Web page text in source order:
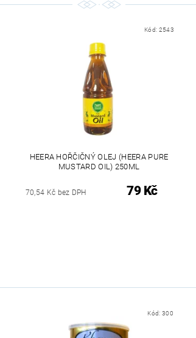
Kód: 2543
HEERA HOŘČIČNÝ OLEJ (HEERA PURE
MUSTARD OIL) 250ML
70,54 Kč bez DPH 79 Kč
Kód:300